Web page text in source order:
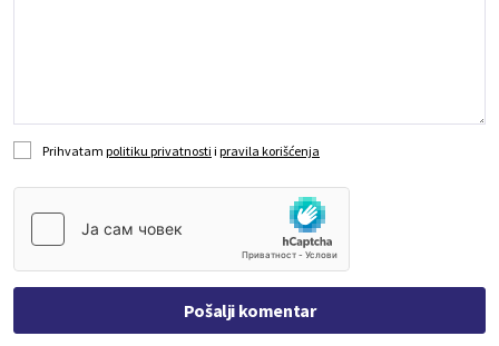
Prihvatam politiku privatnosti i pravila korišćenja
Pošalji komentar